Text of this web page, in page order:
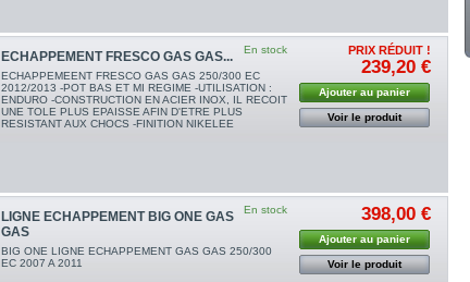
En stock
ECHAPPEMENT FRESCO GAS GAS...
ECHAPPEMEENT FRESCO GAS GAS 250/300 EC
2012/2013 -POT BAS ET MI REGIME -UTILISATION :
ENDURO -CONSTRUCTION EN ACIER INOX, IL RECOIT
UNE TOLE PLUS EPAISSE AFIN D'ETRE PLUS
RESISTANT AUX CHOCS -FINITION NIKELEE
PRIX RÉDUIT !
239,20 €
Ajouter au panier
Voir le produit
En stock
LIGNE ECHAPPEMENT BIG ONE GAS
GAS
BIG ONE LIGNE ECHAPPEMENT GAS GAS 250/300
EC 2007 A 2011
398,00 €
Ajouter au panier
Voir le produit